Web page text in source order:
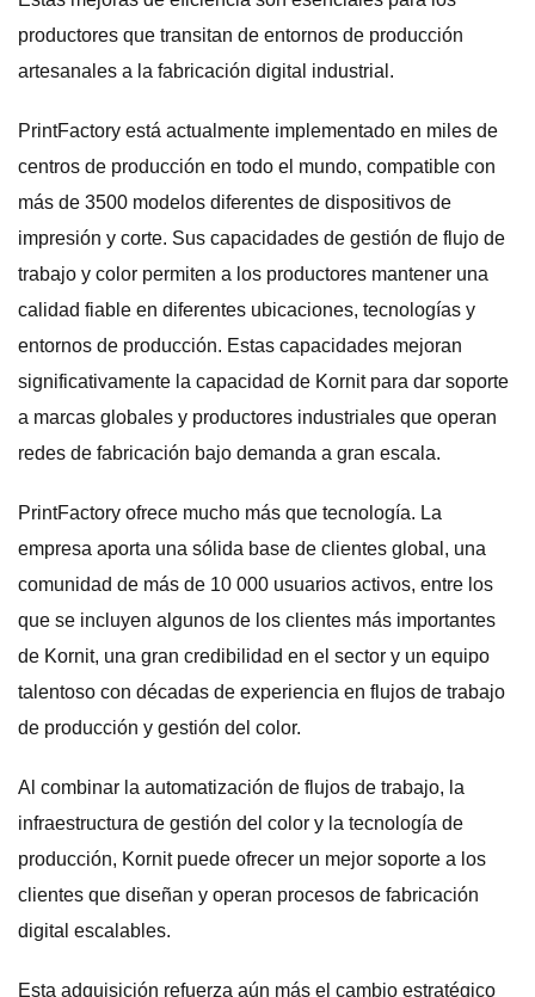
productores que transitan de entornos de producción
artesanales a la fabricación digital industrial.
PrintFactory está actualmente implementado en miles de
centros de producción en todo el mundo, compatible con
más de 3500 modelos diferentes de dispositivos de
impresión y corte. Sus capacidades de gestión de flujo de
trabajo y color permiten a los productores mantener una
calidad fiable en diferentes ubicaciones, tecnologías y
entornos de producción. Estas capacidades mejoran
significativamente la capacidad de Kornit para dar soporte
a marcas globales y productores industriales que operan
redes de fabricación bajo demanda a gran escala.
PrintFactory ofrece mucho más que tecnología. La
empresa aporta una sólida base de clientes global, una
comunidad de más de 10 000 usuarios activos, entre los
que se incluyen algunos de los clientes más importantes
de Kornit, una gran credibilidad en el sector y un equipo
talentoso con décadas de experiencia en flujos de trabajo
de producción y gestión del color.
Al combinar la automatización de flujos de trabajo, la
infraestructura de gestión del color y la tecnología de
producción, Kornit puede ofrecer un mejor soporte a los
clientes que diseñan y operan procesos de fabricación
digital escalables.
Esta adquisición refuerza aún más el cambio estratégico